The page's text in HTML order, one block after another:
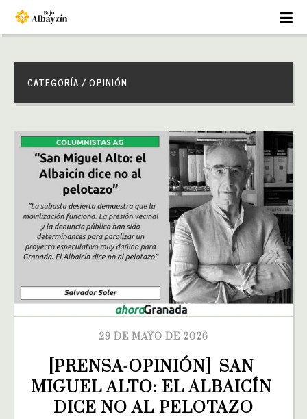
CATEGORÍA / OPINIÓN
29 DE MAYO DE 2026
[PRENSA-OPINIÓN]  SAN
MIGUEL ALTO: EL ALBAICÍN
DICE NO AL PELOTAZO